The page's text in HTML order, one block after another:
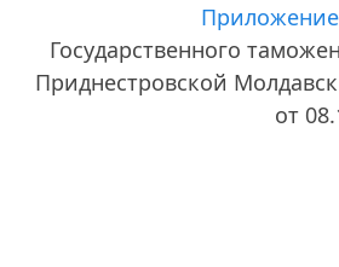
Государственного
Приднестровской
от